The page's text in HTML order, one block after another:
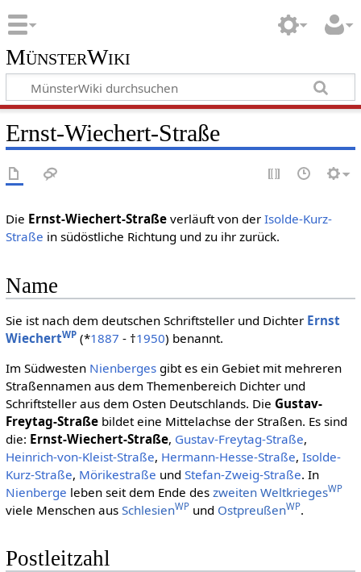
MünsterWiki
Ernst-Wiechert-Straße
Die Ernst-Wiechert-Straßeverläuft von der Isolde-Kurz-
Straße in südöstliche Richtung und zu ihr zurück.
Name
Sie ist nach dem deutschen Schriftsteller und Dichter Ernst
WiechertWP(*1887 - †1950) benannt.
Im Südwesten Nienbergesgibt es ein Gebiet mit mehreren
Straßennamen aus dem Themenbereich Dichter und
Schriftsteller aus dem Osten Deutschlands. Die Gustav-
Freytag-Straßebildet eine Mittelachse der Straßen. Es sind
die: Ernst-Wiechert-Straße, Gustav-Freytag-Straße,
Heinrich-von-Kleist-Straße, Hermann-Hesse-Straße, Isolde-
Kurz-Straße, Mörikestraße und Stefan-Zweig-Straße. In
Nienberge leben seit dem Ende des zweiten WeltkriegesWP
viele Menschen aus SchlesienWPund OstpreußenWP.
Postleitzahl